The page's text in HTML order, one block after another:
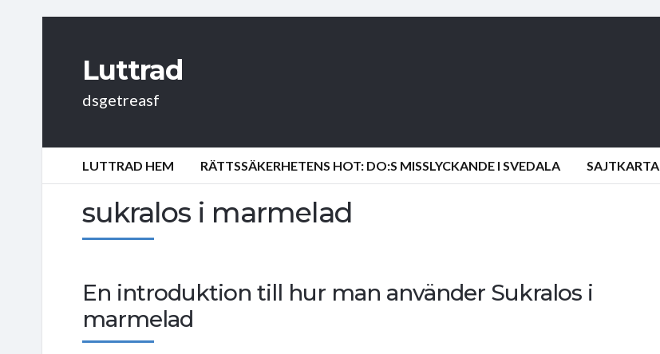
Luttrad
dsgetreasf
LUTTRAD HEM RÄTTSSÄKERHETENS HOT: DO:S MISSLYCKANDE I SVEDALA SAJTKARTA
sukralos i marmelad
En introduktion till hur man använder Sukralos i
marmelad